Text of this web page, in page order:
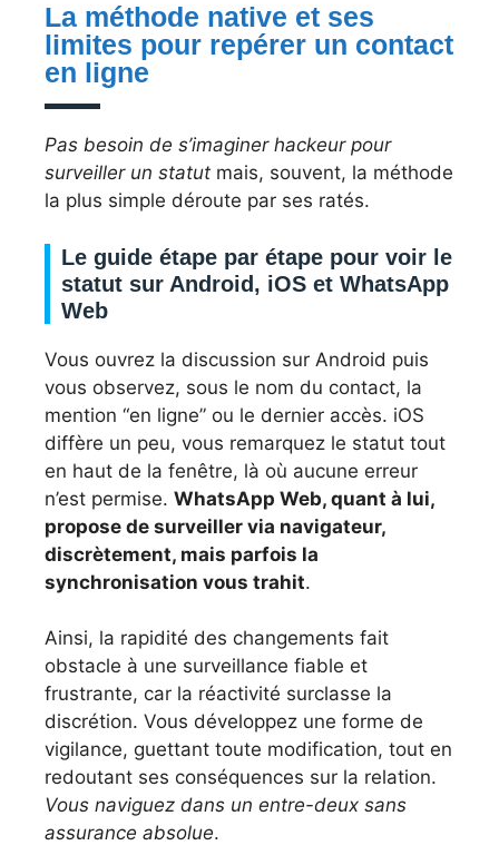
La méthode native et ses
limites pour repérer un contact
en ligne
Pas besoin de s’imaginer hackeur pour
surveiller un statut mais, souvent, la méthode
la plus simple déroute par ses ratés.
Le guide étape par étape pour voir le
statut sur Android, iOS et WhatsApp
Web
Vous ouvrez la discussion sur Android puis
vous observez, sous le nom du contact, la
mention “en ligne” ou le dernier accès. iOS
diffère un peu, vous remarquez le statut tout
en haut de la fenêtre, là où aucune erreur
n’est permise. WhatsApp Web, quant à lui,
propose de surveiller via navigateur,
discrètement, mais parfois la
synchronisation vous trahit.
Ainsi, la rapidité des changements fait
obstacle à une surveillance fiable et
frustrante, car la réactivité surclasse la
discrétion. Vous développez une forme de
vigilance, guettant toute modification, tout en
redoutant ses conséquences sur la relation.
Vous naviguez dans un entre-deux sans
assurance absolue.